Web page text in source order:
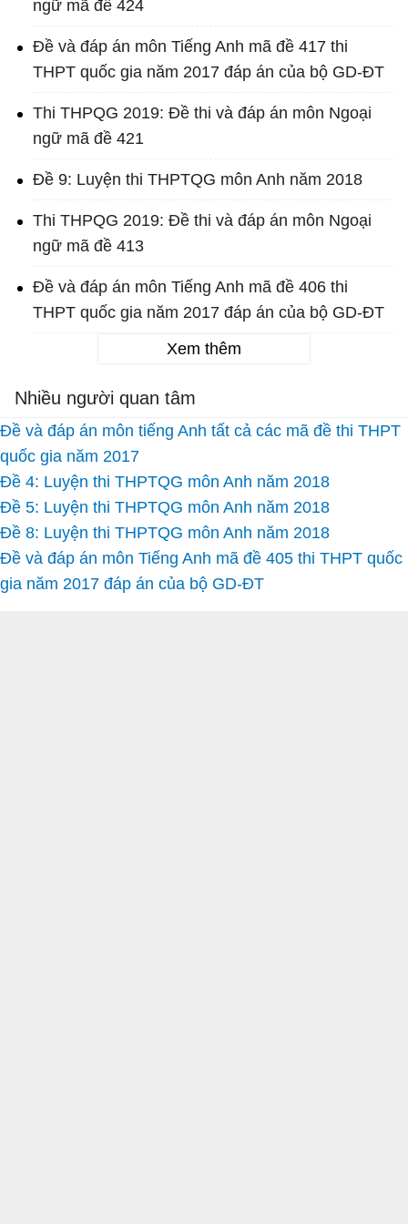
ngữ mã đề 424
Đề và đáp án môn Tiếng Anh mã đề 417 thi
THPT quốc gia năm 2017 đáp án của bộ GD-ĐT
Thi THPQG 2019: Đề thi và đáp án môn Ngoại
ngữ mã đề 421
Đề 9: Luyện thi THPTQG môn Anh năm 2018
Thi THPQG 2019: Đề thi và đáp án môn Ngoại
ngữ mã đề 413
Đề và đáp án môn Tiếng Anh mã đề 406 thi
THPT quốc gia năm 2017 đáp án của bộ GD-ĐT
Xem thêm
Nhiều người quan tâm
Đề và đáp án môn tiếng Anh tất cả các mã đề thi THPT
quốc gia năm 2017
Đề 4: Luyện thi THPTQG môn Anh năm 2018
Đề 5: Luyện thi THPTQG môn Anh năm 2018
Đề 8: Luyện thi THPTQG môn Anh năm 2018
Đề và đáp án môn Tiếng Anh mã đề 405 thi THPT quốc
gia năm 2017 đáp án của bộ GD-ĐT